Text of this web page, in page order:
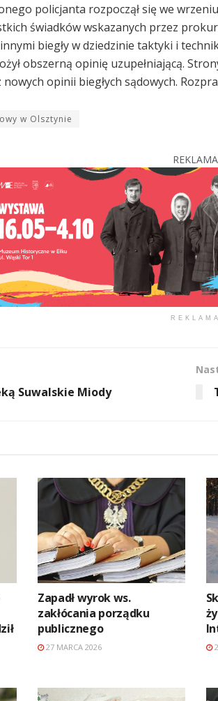
policjanta rozpoczął się we
świadków wskazanych przez
innymi biegły w dziedzinie taktyki i
obszerną opinię uzupełniającą.
opinii biegłych sądowych.
w Olsztynie
REKLAMA
REKLAMA
Suwalskie Miody
Zapadł wyrok ws.
zakłócania porządku
publicznego
27 MARCA 2026